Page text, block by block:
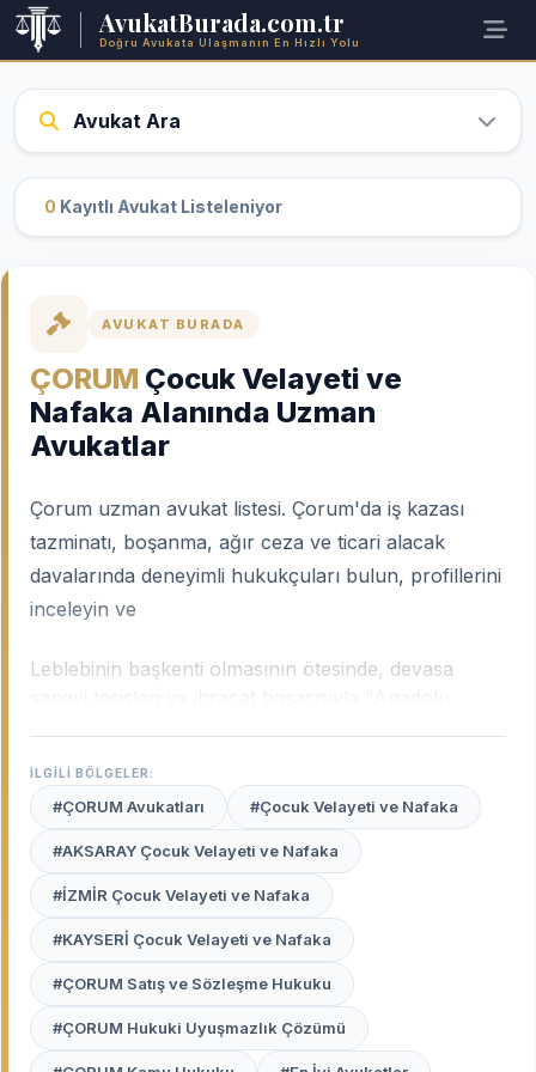
AvukatBurada.com.tr
Doğru Avukata Ulaşmanın En Hızlı Yolu
Avukat Ara
0 Kayıtlı Avukat Listeleniyor
AVUKAT BURADA
ÇORUM Çocuk Velayeti ve
Nafaka Alanında Uzman
Avukatlar
Çorum uzman avukat listesi. Çorum'da iş kazası
tazminatı, boşanma, ağır ceza ve ticari alacak
davalarında deneyimli hukukçuları bulun, profillerini
inceleyin ve
Leblebinin başkenti olmasının ötesinde, devasa
Şehrin bu güçlü ekonomik yapısı; sanayi tipi iş
hukuku uyuşmazlıklarından ticari alacak davalarına,
geniş tarım arazilerinin mülkiyet ihtilaflarından aile
hukukuna kadar derinlemesine uzmanlık gerektirir.
Çorum uzman avukatları, şehrin bu dinamik ticari
yapısını ve Çorum Adliyesi’ndeki yerel yargı
pratiklerini en iyi bilen profesyonellerdir.
Avukat Burada
platformu, Çorum merkez ve
ilçelerinde (Sungurlu, Osmancık, İskilip vb.)
haklarınızı en iyi şekilde temsil edecek, güvenilir ve
İLGİLİ BÖLGELER:
#ÇORUM Avukatları #Çocuk Velayeti ve Nafaka
#AKSARAY Çocuk Velayeti ve Nafaka
#İZMİR Çocuk Velayeti ve Nafaka
#KAYSERİ Çocuk Velayeti ve Nafaka
#ÇORUM Satış ve Sözleşme Hukuku
#ÇORUM Hukuki Uyuşmazlık Çözümü